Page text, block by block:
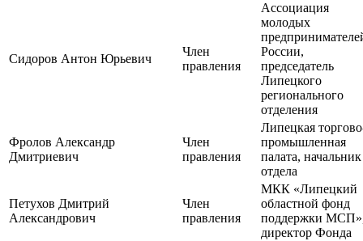
Сидоров Антон Юрьевич
Член
правления
Ассоциация
молодых
России,
председатель
Липецкого
регионального
отделения
Фролов Александр
Дмитриевич
Член
правления
Липецкая
промышленная
палата, начальник
отдела
Петухов Дмитрий
Александрович
Член
правления
МКК «Липецкий
областной фонд
поддержки
директор Фонда